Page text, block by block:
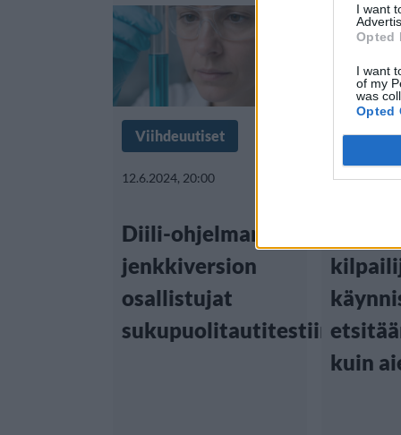
I want
Opted
I want
of my
was
Opted
Viihdeuutiset
12.6.2024, 20:00
Diili-ohjelman
jenkkiversion
osallistujat
sukupuolitautitestiin
8.6.2021,
kuin